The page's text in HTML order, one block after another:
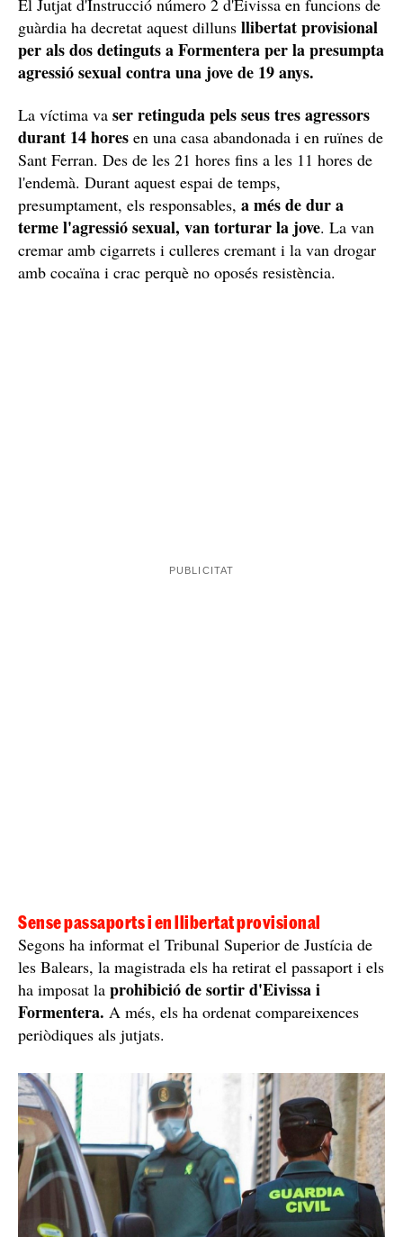
El Jutjat d'Instrucció número 2 d'Eivissa en funcions de
guàrdia ha decretat aquest dilluns llibertat provisional
per als dos detinguts a Formentera per la presumpta
agressió sexual contra una jove de 19 anys.
La víctima va ser retinguda pels seus tres agressors
durant 14 hores en una casa abandonada i en ruïnes de
Sant Ferran. Des de les 21 hores fins a les 11 hores de
l'endemà. Durant aquest espai de temps,
presumptament, els responsables, a més de dur a
terme l'agressió sexual, van torturar la jove. La van
cremar amb cigarrets i culleres cremant i la van drogar
amb cocaïna i crac perquè no oposés resistència.
Sense passaports i en llibertat provisional
Segons ha informat el Tribunal Superior de Justícia de
les Balears, la magistrada els ha retirat el passaport i els
ha imposat la prohibició de sortir d'Eivissa i
Formentera. A més, els ha ordenat compareixences
periòdiques als jutjats.